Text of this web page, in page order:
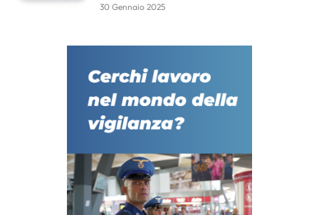
30 Gennaio 2025